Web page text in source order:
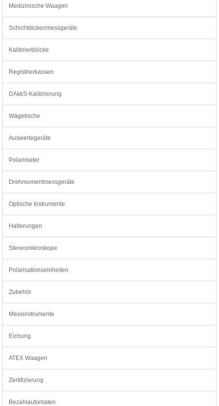
Medizinische Waagen
Schichtdickenmessgeräte
Kalibrierblöcke
Registrierkassen
DAkkS-Kalibrierung
Wägetische
Auswertegeräte
Polarimeter
Drehmomentmessgeräte
Optische Instrumente
Halterungen
Stereomikroskope
Polarisationseinheiten
Zubehör
Messinstrumente
Eichung
ATEX Waagen
Zertifizierung
Bezahlautomaten